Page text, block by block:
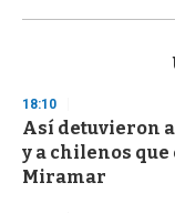
s
d
s
o
f
3
18:10
Así detuvieron
y a chilenos
Miramar